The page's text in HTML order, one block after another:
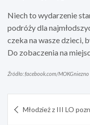
Niech to wydarzenie
podróży dla
czeka na wasze dzieci,
Do zobaczenia na
Źródło: facebook.com/MOKGniezno
wpisu
Młodzież z III LO